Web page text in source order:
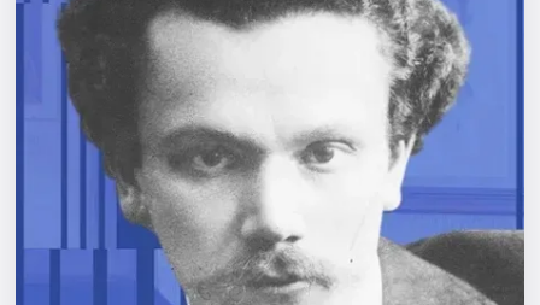
События
Города
Площадки